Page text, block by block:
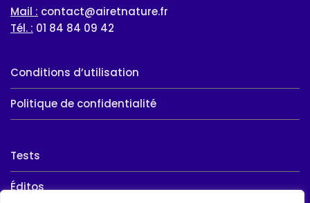
Mail : contact@airetnature.fr
Tél. : 01 84 84 09 42
Conditions d’utilisation
Politique de confidentialité
Tests
Éditos